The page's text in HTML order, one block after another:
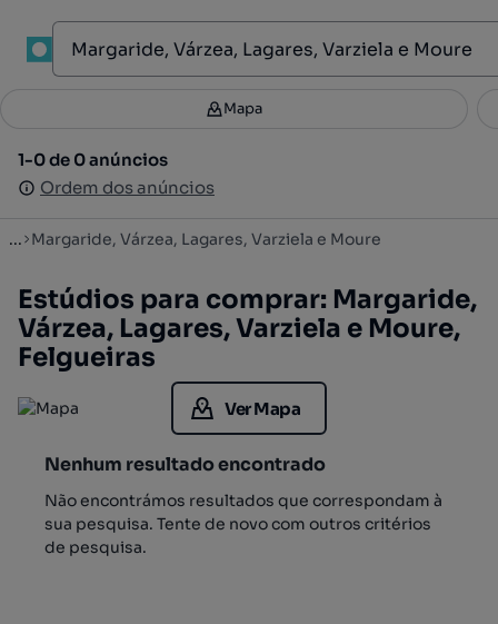
1
Filtros 2
1-0 de 0 anúncios
Ordem dos anúncios
Mapa
1-0 de 0 anúncios
Ordem dos anúncios
... Margaride, Várzea, Lagares, Varziela e Moure
Estúdios para comprar: Margaride,
Várzea, Lagares, Varziela e Moure,
Felgueiras
Ver Mapa
Nenhum resultado encontrado
Não encontrámos resultados que correspondam à
sua pesquisa. Tente de novo com outros critérios
de pesquisa.